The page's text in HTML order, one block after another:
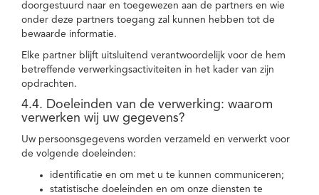
doorgestuurd naar en toegewezen aan de partners en wie
onder deze partners toegang zal kunnen hebben tot de
bewaarde informatie.
Elke partner blijft uitsluitend verantwoordelijk voor de hem
betreffende verwerkingsactiviteiten in het kader van zijn
opdrachten.
4.4. Doeleinden van de verwerking: waarom
verwerken wij uw gegevens?
Uw persoonsgegevens worden verzameld en verwerkt voor
de volgende doeleinden:
identificatie en om met u te kunnen communiceren;
statistische doeleinden en om onze diensten te